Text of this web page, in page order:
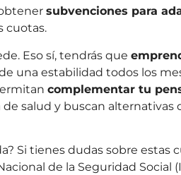
subvenciones para
cuotas.
Eso sí, tendrás que
una estabilidad todos los
complementar tu
salud y buscan
Si tienes dudas sobre
de la Seguridad Social